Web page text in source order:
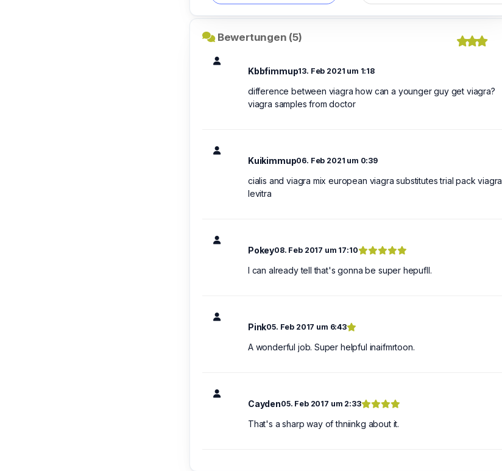
Bewertungen (5)
Kbbfimmup13. Feb 2021 um 1:18
difference between viagra how can a younger guy get viagra?
viagra samples from doctor
Kuikimmup06. Feb 2021 um 0:39
cialis and viagra mix european viagra substitutes trial pack viagra
levitra
Pokey08. Feb 2017 um 17:10
I can already tell that's gonna be super hepufll.
Pink05. Feb 2017 um 6:43
A wonderful job. Super helpful inaifmrtoon.
Cayden05. Feb 2017 um 2:33
That's a sharp way of thniinkg about it.